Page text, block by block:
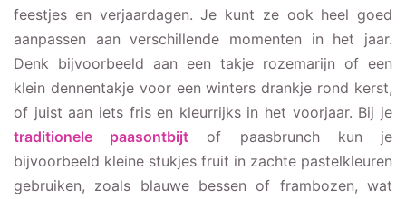
feestjes en verjaardagen. Je kunt ze ook heel goed
aanpassen aan verschillende momenten in het jaar.
Denk bijvoorbeeld aan een takje rozemarijn of een
klein dennentakje voor een winters drankje rond kerst,
of juist aan iets fris en kleurrijks in het voorjaar. Bij je
traditionele paasontbijt of paasbrunch kun je
bijvoorbeeld kleine stukjes fruit in zachte pastelkleuren
gebruiken, zoals blauwe bessen of frambozen, wat